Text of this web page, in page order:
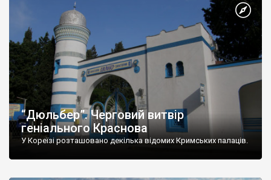
“Дюльбер”. Черговий витвір
геніального Краснова
У Кореїзі розташовано декілька відомих Кримських палаців.